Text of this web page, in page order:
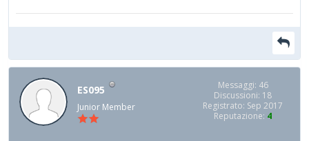
ES095
Junior Member
Messaggi: 46
Discussioni: 18
Registrato: Sep 2017
Reputazione: 4